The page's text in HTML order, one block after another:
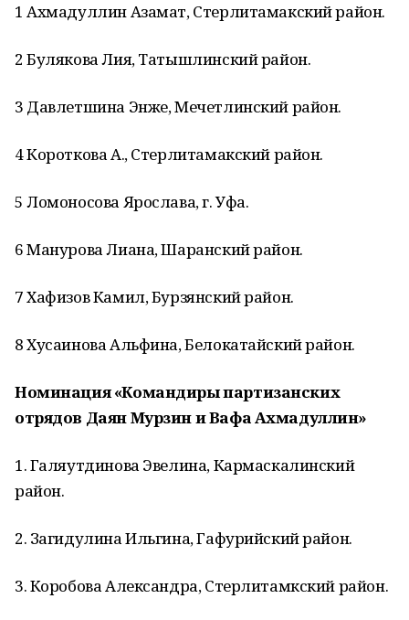
1 Ахмадуллин Азамат, Стерлитамакский район.
2 Булякова Лия, Татышлинский район.
3 Давлетшина Энже, Мечетлинский район.
4 Короткова А., Стерлитамакский район.
5 Ломоносова Ярослава, г. Уфа.
6 Манурова Лиана, Шаранский район.
7 Хафизов Камил, Бурзянский район.
8 Хусаинова Альфина, Белокатайский район.
Номинация «Командиры партизанских
отрядов Даян Мурзин и Вафа Ахмадуллин»
1. Галяутдинова Эвелина, Кармаскалинский
район.
2. Загидулина Ильгина, Гафурийский район.
3. Коробова Александра, Стерлитамкский район.